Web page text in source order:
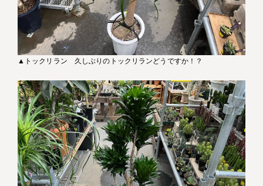
▲トックリラン 久しぶりのトックリランどうですか！？